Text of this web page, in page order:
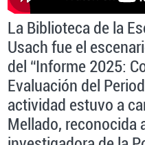
La Biblioteca de la
Usach fue el
del “Informe 2025:
Evaluación del
actividad estuvo a
Mellado, reconocida